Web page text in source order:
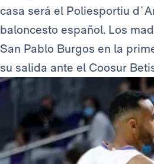
casa será el Poliesportiu
baloncesto español. Los
San Pablo Burgos en la
su salida ante el Coosur